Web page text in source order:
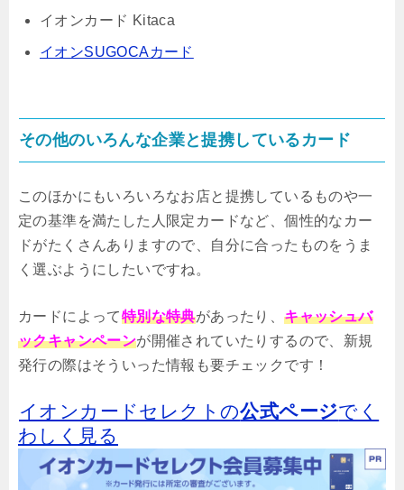
イオンカード Kitaca
イオンSUGOCAカード
その他のいろんな企業と提携しているカード
このほかにもいろいろなお店と提携しているものや一
定の基準を満たした人限定カードなど、個性的なカー
ドがたくさんありますので、自分に合ったものをうま
く選ぶようにしたいですね。
カードによって特別な特典があったり、キャッシュバ
ックキャンペーンが開催されていたりするので、新規
発行の際はそういった情報も要チェックです！
イオンカードセレクトの公式ページでく
わしく見る